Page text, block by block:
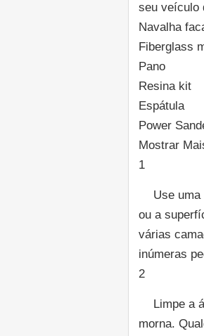
seu veículo
Navalha
Fiberglass
Pano
Resina kit
Espátula
Power
Mostrar
1
Use
ou a
várias
inúmeras
2
Limpe a
morna.